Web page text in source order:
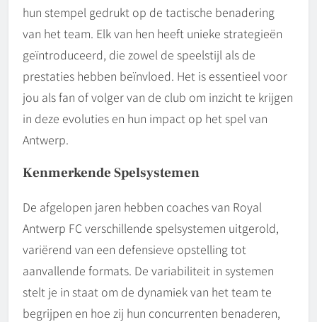
hun stempel gedrukt op de tactische benadering
van het team. Elk van hen heeft unieke strategieën
geïntroduceerd, die zowel de speelstijl als de
prestaties hebben beïnvloed. Het is essentieel voor
jou als fan of volger van de club om inzicht te krijgen
in deze evoluties en hun impact op het spel van
Antwerp.
Kenmerkende Spelsystemen
De afgelopen jaren hebben coaches van Royal
Antwerp FC verschillende spelsystemen uitgerold,
variërend van een defensieve opstelling tot
aanvallende formats. De variabiliteit in systemen
stelt je in staat om de dynamiek van het team te
begrijpen en hoe zij hun concurrenten benaderen,